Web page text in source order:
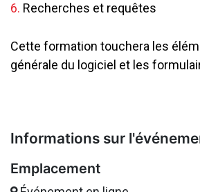
6. Recherches et requêtes
Cette formation touchera les
générale du logiciel et les
Informations sur
Emplacement